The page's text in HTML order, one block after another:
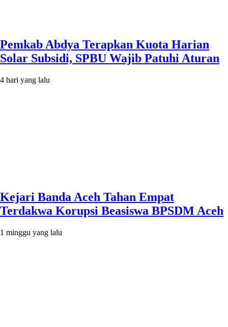
Pemkab Abdya Terapkan Kuota Harian
Solar Subsidi, SPBU Wajib Patuhi Aturan
4 hari yang lalu
Kejari Banda Aceh Tahan Empat
Terdakwa Korupsi Beasiswa BPSDM Aceh
1 minggu yang lalu